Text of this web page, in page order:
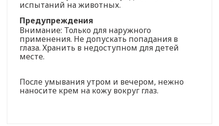
испытаний на животных.
Предупреждения
Внимание: Только для наружного
применения. Не допускать попадания в
глаза. Хранить в недоступном для детей
месте.
После умывания утром и вечером, нежно
наносите крем на кожу вокруг глаз.